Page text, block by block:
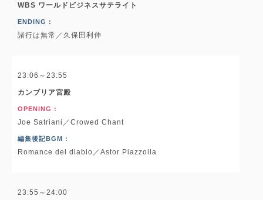
WBS ワールドビジネスサテライト
ENDING :
諸行は無常／久保田利伸
23:06～23:55
カンブリア宮殿
OPENING :
Joe Satriani／Crowed Chant
編集後記BGM :
Romance del diablo／Astor Piazzolla
23:55～24:00